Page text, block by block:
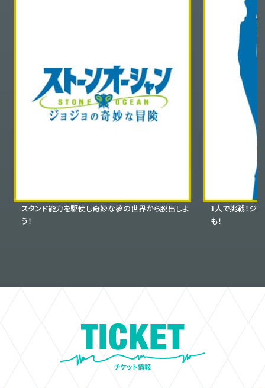
スタンド能力を駆使し奇妙な夢の世界から脱出しよ
う！
1人で挑戦！ジ
も！